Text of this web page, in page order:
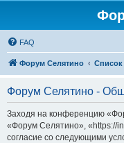
FAQ
Форум Селятино
Форум Селятино -
Заходя на конференцию
«Форум Селятино», «https://
согласие со следующими